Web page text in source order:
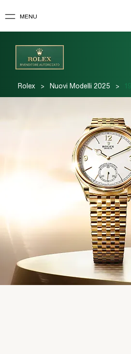
MENU
Rolex > Nuovi Modelli 2025 >